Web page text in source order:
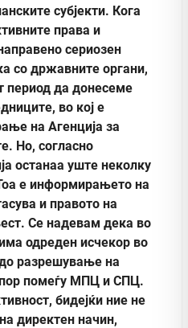
субјекти. Кога
права и
сериозен
со државните органи,
период да донесеме
во кој е
на Агенција за
Но, согласно
останаа уште неколку
е информирањето на
и правото на
Се надевам дека во
одреден исчекор во
разрешување на
помеѓу МПЦ и СПЦ.
бидејќи ние не
директен начин,